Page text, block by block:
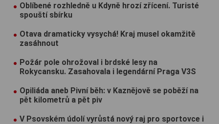
Oblíbené rozhledně u Kdyně hrozí zřícení. Turisté
spouští sbírku
Otava dramaticky vysychá! Kraj musel okamžitě
zasáhnout
Požár pole ohrožoval i brdské lesy na
Rokycansku. Zasahovala i legendární Praga V3S
Opiliáda aneb Pivní běh: v Kaznějově se poběží na
pět kilometrů a pět piv
V Psovském údolí vyrůstá nový raj pro sportovce i